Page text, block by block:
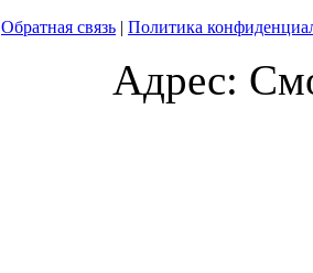
Обратная связь | Политика
Адрес: